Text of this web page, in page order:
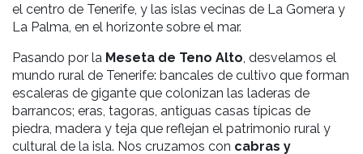
el centro de Tenerife, y las islas vecinas de La Gomera y
La Palma, en el horizonte sobre el mar.
Pasando por la Meseta de Teno Alto , desvelamos el
mundo rural de Tenerife: bancales de cultivo que forman
escaleras de gigante que colonizan las laderas de
barrancos; eras, tagoras, antiguas casas típicas de
piedra, madera y teja que reflejan el patrimonio rural y
cultural de la isla. Nos cruzamos con cabras y